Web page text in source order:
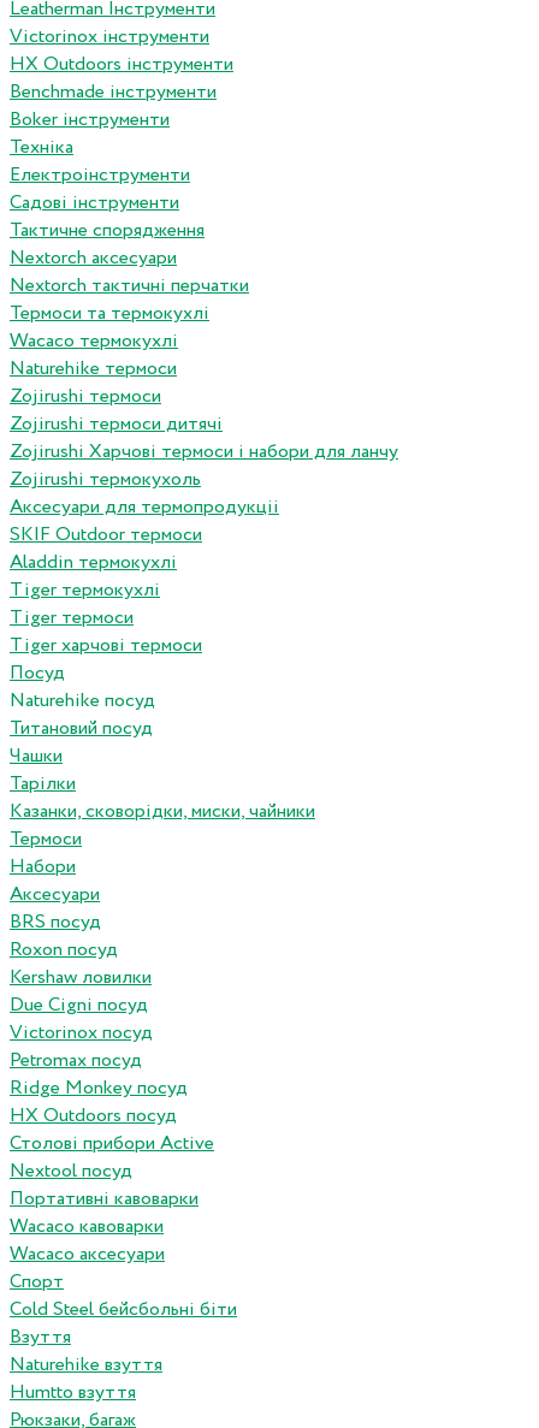
Leatherman Інструменти
Victorinox інструменти
HX Outdoors інструменти
Benchmade інструменти
Boker інструменти
Техніка
Електроінструменти
Садові інструменти
Тактичне спорядження
Nextorch аксесуари
Nextorch тактичні перчатки
Термоси та термокухлі
Wacaco термокухлі
Naturehike термоси
Zojirushi термоси
Zojirushi термоси дитячі
Zojirushi Харчові термоси і набори для ланчу
Zojirushi термокухоль
Аксесуари для термопродукціі
SKIF Outdoor термоси
Aladdin термокухлі
Tiger термокухлі
Tiger термоси
Tiger харчові термоси
Посуд
Naturehike посуд
Титановий посуд
Чашки
Тарілки
Казанки, сковорідки, миски, чайники
Термоси
Набори
Аксесуари
BRS посуд
Roxon посуд
Kershaw ловилки
Due Cigni посуд
Victorinox посуд
Petromax посуд
Ridge Monkey посуд
HX Outdoors посуд
Столові прибори Active
Nextool посуд
Портативні кавоварки
Wacaco кавоварки
Wacaco аксесуари
Спорт
Cold Steel бейсбольні біти
Взуття
Naturehike взуття
Humtto взуття
Рюкзаки, багаж